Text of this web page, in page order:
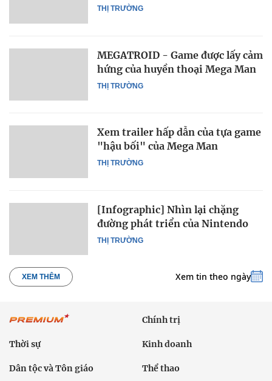
THỊ TRƯỜNG
THỊ TRƯỜNG
MEGATROID - Game được lấy cảm
hứng của huyền thoại Mega Man
THỊ TRƯỜNG
Xem trailer hấp dẫn của tựa game
"hậu bối" của Mega Man
THỊ TRƯỜNG
[Infographic] Nhìn lại chặng
đường phát triển của Nintendo
XEM THÊM Xem tin theo ngày
Chính trị
Thời sự Kinh doanh
Dân tộc và Tôn giáo Thể thao